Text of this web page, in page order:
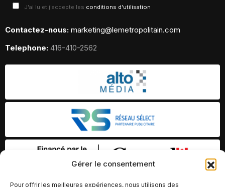
Gérer le consentement
Pour offrir les meilleures expériences, nous utilisons des
J'ai lu et j'accepte les conditions d'utilisation
Contactez-nous: marketing@lemetropolitain.com
Telephone: 416-410-2562